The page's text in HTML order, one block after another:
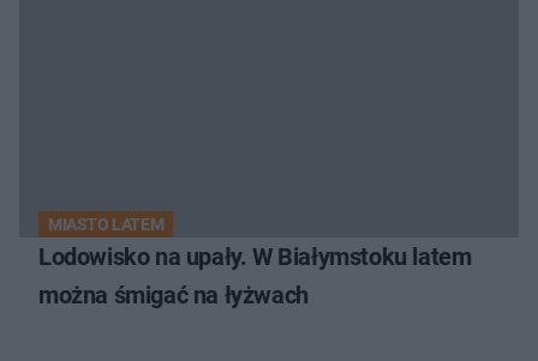
MIASTO LATEM
Lodowisko na upały. W Białymstoku latem
można śmigać na łyżwach